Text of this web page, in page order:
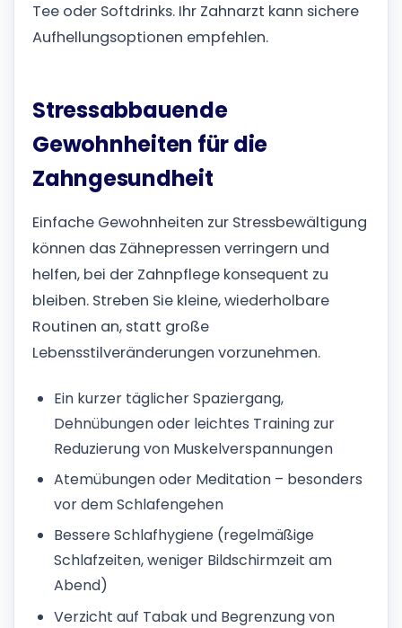
Tee oder Softdrinks. Ihr Zahnarzt kann sichere
Aufhellungsoptionen empfehlen.
Stressabbauende
Gewohnheiten für die
Zahngesundheit
Einfache Gewohnheiten zur Stressbewältigung
können das Zähnepressen verringern und
helfen, bei der Zahnpflege konsequent zu
bleiben. Streben Sie kleine, wiederholbare
Routinen an, statt große
Lebensstilveränderungen vorzunehmen.
Ein kurzer täglicher Spaziergang,
Dehnübungen oder leichtes Training zur
Reduzierung von Muskelverspannungen
Atemübungen oder Meditation – besonders
vor dem Schlafengehen
Bessere Schlafhygiene (regelmäßige
Schlafzeiten, weniger Bildschirmzeit am
Abend)
Verzicht auf Tabak und Begrenzung von